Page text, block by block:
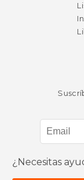
¿Necesitas